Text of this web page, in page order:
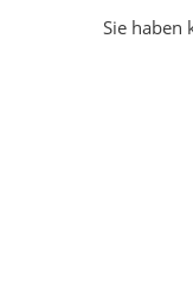
Sie haben